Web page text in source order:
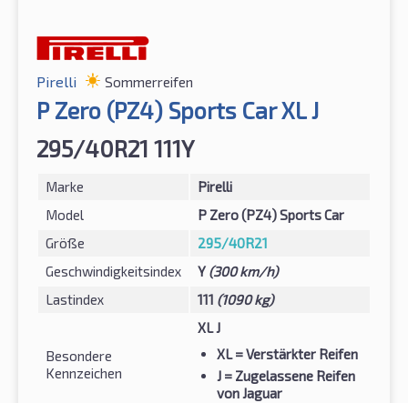
Pirelli Sommerreifen
P Zero (PZ4) Sports Car XL J
295/40R21 111Y
Marke
Pirelli
Model
P Zero (PZ4) Sports Car
Größe
295/40R21
Geschwindigkeitsindex
Y (300 km/h)
Lastindex
111 (1090 kg)
Besondere
Kennzeichen
XL J
XL= Verstärkter Reifen
J = Zugelassene Reifen
von Jaguar